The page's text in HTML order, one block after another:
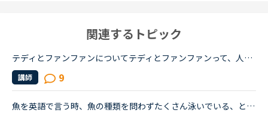
関連するトピック
テディとファンファンについてテディとファンファンって、人間ですよね?同じ人が声をやっているのでしょうか?そして、その声をやっている人は誰なんでしょう?テディかファンファンに、あなたの人間の姿を見せてと...
講師 9
魚を英語で言う時、魚の種類を問わずたくさん泳いでいる、という表現はfish.と表現しますよね。fishを複数形で使う場合は、例えば、there are many fishes here .(ここには多くの種類の魚がいます)、なら納得い...